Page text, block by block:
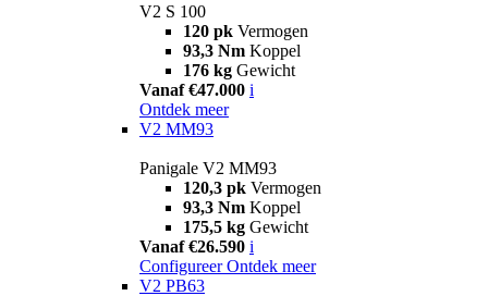
V2 S 100
120 pk Vermogen
93,3 Nm Koppel
176 kg Gewicht
Vanaf €47.000 i
Ontdek meer
V2 MM93
Panigale V2 MM93
120,3 pk Vermogen
93,3 Nm Koppel
175,5 kg Gewicht
Vanaf €26.590 i
Configureer Ontdek meer
V2 PB63